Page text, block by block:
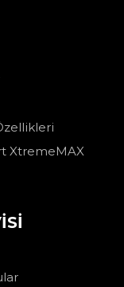
XtremeMAX